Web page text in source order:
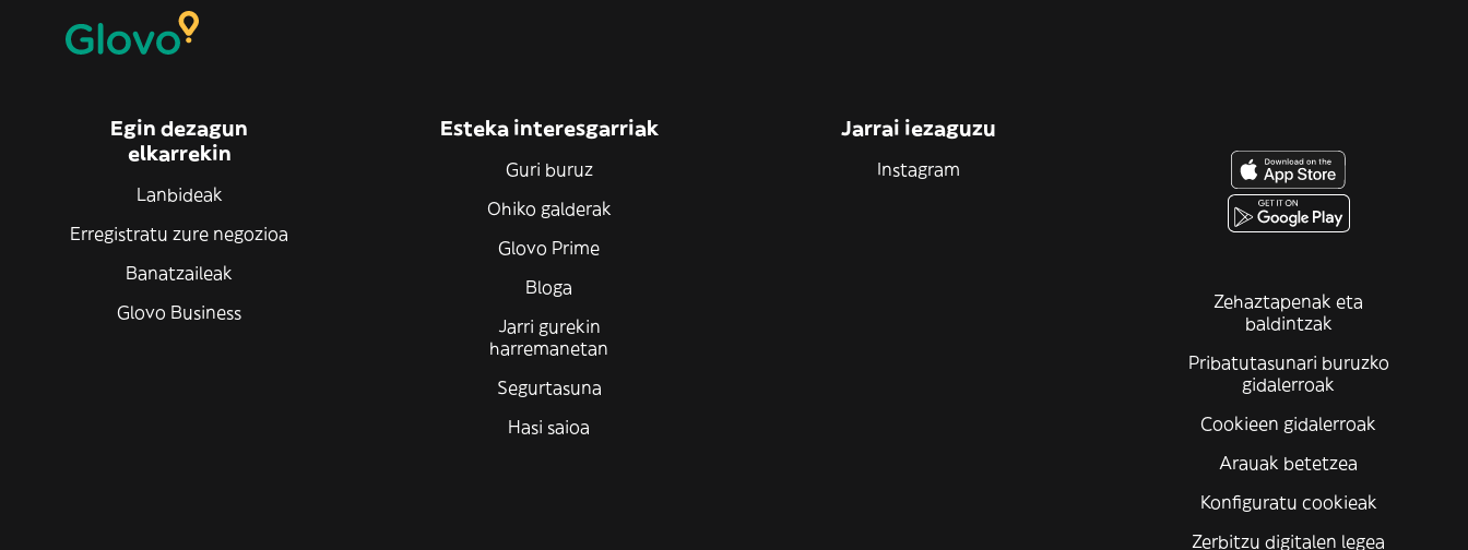
Egin dezagun
elkarrekin
Lanbideak
Erregistratu zure negozioa
Banatzaileak
Glovo Business
Esteka interesgarriak
Guri buruz
Ohiko galderak
Glovo Prime
Bloga
Jarri gurekin
harremanetan
Segurtasuna
Hasi saioa
Jarrai iezaguzu
Instagram
Zehaztapenak eta
baldintzak
Pribatutasunari buruzko
gidalerroak
Cookieen gidalerroak
Arauak betetzea
Konfiguratu cookieak
Zerbitzu digitalen legea